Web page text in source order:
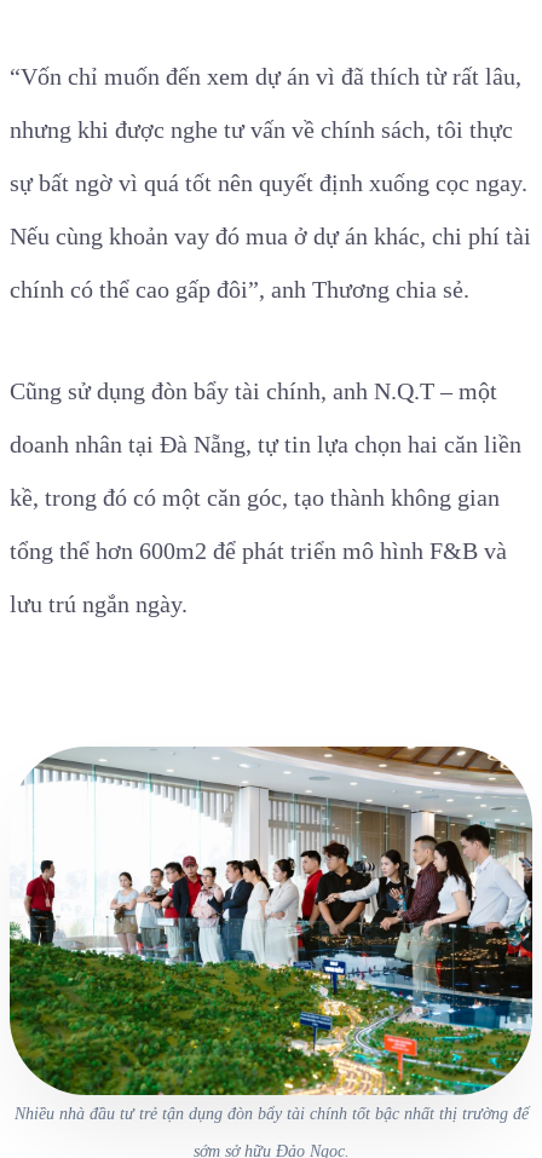
“Vốn chỉ muốn đến xem dự án vì đã thích từ rất lâu,
nhưng khi được nghe tư vấn về chính sách, tôi thực
sự bất ngờ vì quá tốt nên quyết định xuống cọc ngay.
Nếu cùng khoản vay đó mua ở dự án khác, chi phí tài
chính có thể cao gấp đôi”, anh Thương chia sẻ.
Cũng sử dụng đòn bẩy tài chính, anh N.Q.T – một
doanh nhân tại Đà Nẵng, tự tin lựa chọn hai căn liền
kề, trong đó có một căn góc, tạo thành không gian
tổng thể hơn 600m2 để phát triển mô hình F&B và
lưu trú ngắn ngày.
Nhiều nhà đầu tư trẻ tận dụng đòn bẩy tài chính tốt bậc nhất thị trường để
sớm sở hữu Đảo Ngọc.